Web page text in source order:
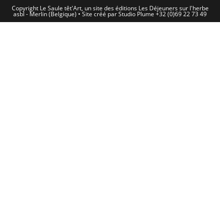
Copyright Le Saule têt'Art, un site des éditions Les Déjeuners sur l'herbe
asbl - Merlin (Belgique) • Site créé par Studio Plume +32 (0)69 22 73 49